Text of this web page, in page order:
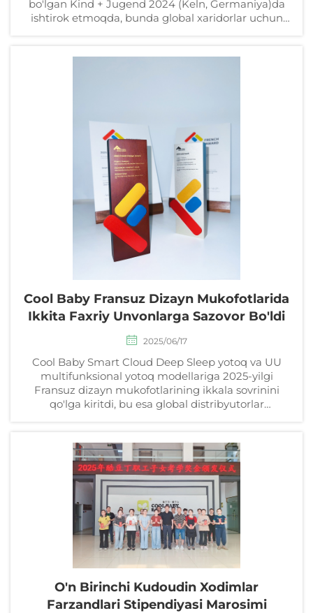
bo'lgan Kind + Jugend 2024 (Keln, Germaniya)da
ishtirok etmoqda, bunda global xaridorlar uchun
Cool Baby Fransuz Dizayn Mukofotlarida
Ikkita Faxriy Unvonlarga Sazovor Bo'ldi
2025/06/17
Cool Baby Smart Cloud Deep Sleep yotoq va UU
multifunksional yotoq modellariga 2025-yilgi
Fransuz dizayn mukofotlarining ikkala sovrinini
qo'lga kiritdi, bu esa global distribyutorlar
tasdiqlaydi.
O'n Birinchi Kudoudin Xodimlar
Farzandlari Stipendiyasi Marosimi